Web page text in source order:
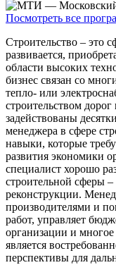
Посмотреть все
Строительство – это
развивается,
области высоких
бизнес связан со
тепло- или
строительством
задействованы
менеджера в сфере
навыки, которые
развития экономики
специалист хорошо
строительной сферы
реконструкции.
производителями и
работ, управляет
организации и
является
перспективы для